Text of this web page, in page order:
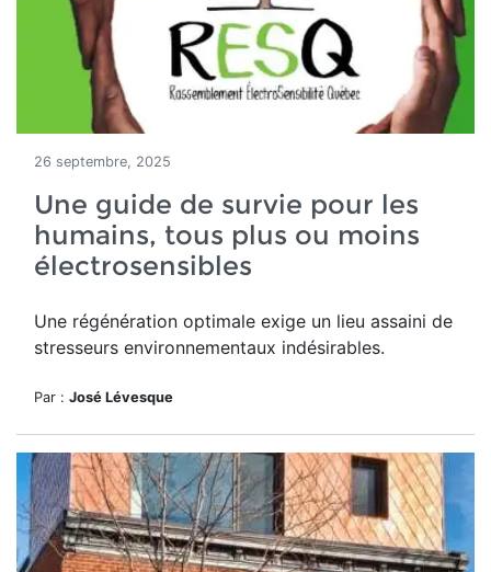
26 septembre, 2025
Une guide de survie pour les
humains, tous plus ou moins
électrosensibles
Une régénération optimale exige un lieu assaini de
stresseurs environnementaux indésirables.
Par : José Lévesque